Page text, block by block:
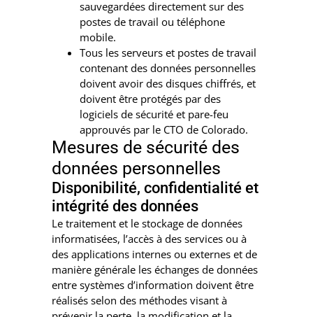
sauvegardées directement sur des
postes de travail ou téléphone
mobile.
Tous les serveurs et postes de travail
contenant des données personnelles
doivent avoir des disques chiffrés, et
doivent être protégés par des
logiciels de sécurité et pare-feu
approuvés par le CTO de Colorado.
Mesures de sécurité des
données personnelles
Disponibilité, confidentialité et
intégrité des données
Le traitement et le stockage de données
informatisées, l’accès à des services ou à
des applications internes ou externes et de
manière générale les échanges de données
entre systèmes d’information doivent être
réalisés selon des méthodes visant à